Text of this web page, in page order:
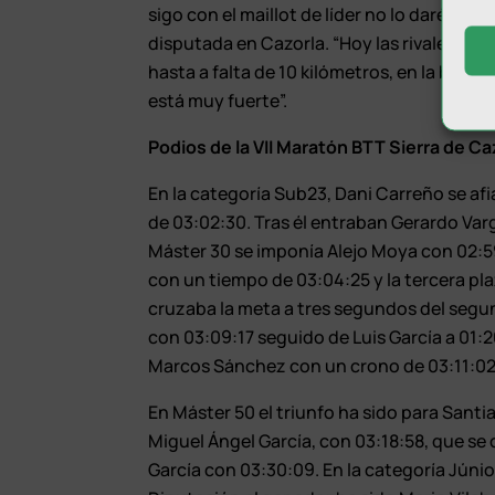
sigo con el maillot de líder no lo daré por
disputada en Cazorla. “Hoy las rivales
hasta a falta de 10 kilómetros, en la
está muy fuerte”.
Podios de la VII Maratón BTT Sierra de
En la categoría Sub23, Dani Carreño se
de 03:02:30. Tras él entraban Gerardo
Máster 30 se imponía Alejo Moya con
con un tiempo de 03:04:25 y la tercera
cruzaba la meta a tres segundos del
con 03:09:17 seguido de Luis García a
Marcos Sánchez con un crono de
En Máster 50 el triunfo ha sido para
Miguel Ángel García, con 03:18:58, que
García con 03:30:09. En la categoría